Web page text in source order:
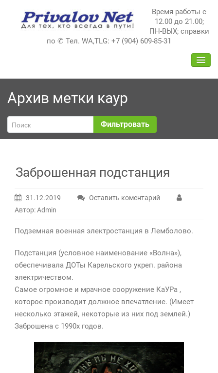
содержимому
Время работы с
12.00 до 21.00;
ПН-ВЫХ; справки
по ✆ Тел. WA,TLG: +7 (904) 609-85-31
Архив метки каур
Фильтровать
Заброшенная подстанция
31.12.2019
Оставить коментарий
Автор: Admin
Подземная военная электростанция в Лемболово.
Подстанция (условное наименование «Волна»),
обеспечивала ДОТы Карельского укреп. района
электричеством.
Самое огромное и мрачное сооружение КаУРа ,
которое производит должное впечатление. (Имеет
несколько этажей, некоторые из них под землей.)
Заброшена с 1990х годов.